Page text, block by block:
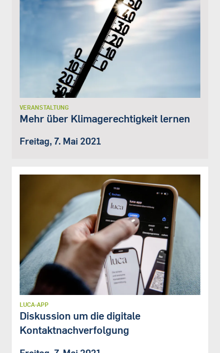
VERANSTALTUNG
Mehr über Klimagerechtigkeit lernen
Freitag, 7. Mai 2021
LUCA-APP
Diskussion um die digitale
Kontaktnachverfolgung